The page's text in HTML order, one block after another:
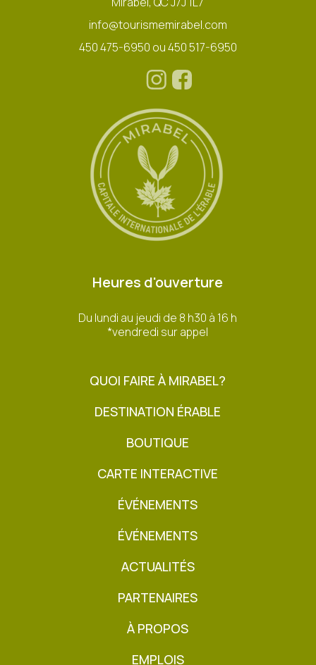
info@tourismemirabel.com
450 475-6950 ou 450 517-6950
Heures d'ouverture
Du lundi au jeudi de 8 h30 à 16 h
*vendredi sur appel
QUOI FAIRE À MIRABEL?
DESTINATION ÉRABLE
BOUTIQUE
CARTE INTERACTIVE
ÉVÉNEMENTS
ÉVÉNEMENTS
ACTUALITÉS
PARTENAIRES
À PROPOS
EMPLOIS